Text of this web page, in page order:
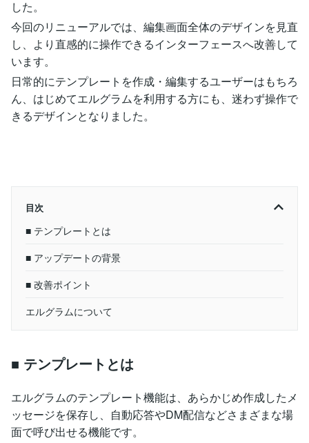
した。
今回のリニューアルでは、編集画面全体のデザインを見直
し、より直感的に操作できるインターフェースへ改善して
います。
日常的にテンプレートを作成・編集するユーザーはもちろ
ん、はじめてエルグラムを利用する方にも、迷わず操作で
きるデザインとなりました。
目次
■ テンプレートとは
■ アップデートの背景
■ 改善ポイント
エルグラムについて
■ テンプレートとは
エルグラムのテンプレート機能は、あらかじめ作成したメ
ッセージを保存し、自動応答やDM配信などさまざまな場
面で呼び出せる機能です。